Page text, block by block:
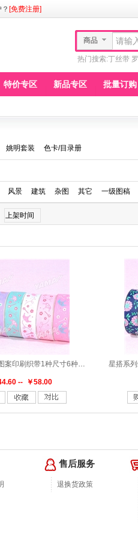
[免费注册]
商品
热门搜索:丁丝带
特价专区 新品专区 批量订购
姚明套装 色卡/目录册
风景 建筑 杂图 其它 一级图稿
上架时间
星搭系列皇冠图案印刷织带1种尺寸6种颜色
-- ￥58.00
售后服务
退换货政策